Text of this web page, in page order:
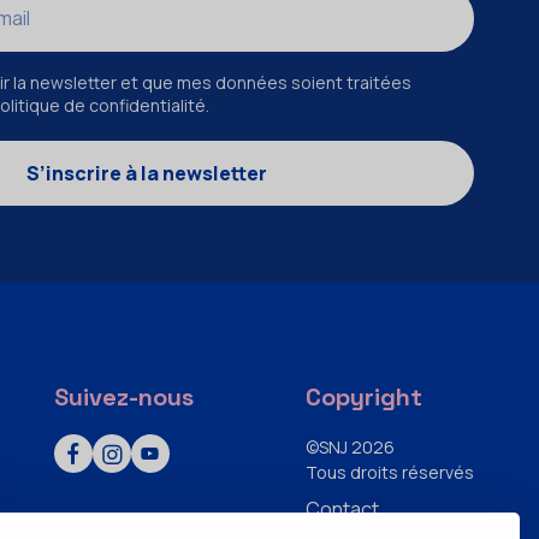
la newsletter et que mes données soient traitées
de confidentialité.
S’inscrire à la newsletter
Suivez-nous Copyright
©SNJ 2026
Tous droits réservés
Contact